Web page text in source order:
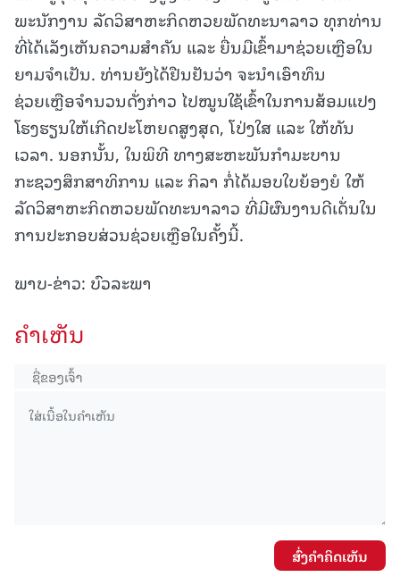
ພະນັກງານ ລັດວິສາຫະກິດຫວຍພັດທະນາລາວ ທຸກທ່ານ
ທີ່ໄດ້ເລັງເຫັນຄວາມສຳຄັນ ແລະ ຍື່ນມືເຂົ້າມາຊ່ວຍເຫຼືອໃນ
ຍາມຈຳເປັນ. ທ່ານຍັງໄດ້ຢືນຢັນວ່າ ຈະນຳເອົາທຶນ
ຊ່ວຍເຫຼືອຈຳນວນດັ່ງກ່າວ ໄປໝູນໃຊ້ເຂົ້າໃນການສ້ອມແປງ
ໂຮງຮຽນໃຫ້ເກີດປະໂຫຍດສູງສຸດ, ໂປ່ງໃສ ແລະ ໃຫ້ທັນ
ເວລາ. ນອກນັ້ນ, ໃນພິທີ ທາງສະຫະພັນກຳມະບານ
ກະຊວງສຶກສາທິການ ແລະ ກິລາ ກໍ່ໄດ້ມອບໃບຍ້ອງຍໍ ໃຫ້
ລັດວິສາຫະກິດຫວຍພັດທະນາລາວ ທີ່ມີຜົນງານດີເດັ່ນໃນ
ການປະກອບສ່ວນຊ່ວຍເຫຼືອໃນຄັ້ງນີ້.
ພາບ-ຂ່າວ: ບົວລະພາ
ຄໍາເຫັນ
ສົ່ງຄໍາຄິດເຫັນ